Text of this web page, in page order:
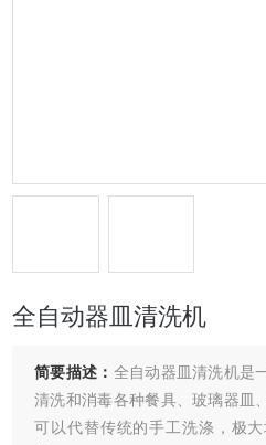
全自动器皿清洗机
简要描述： 全自动器皿清洗机是
清洗和消毒各种餐具、玻璃器皿
可以代替传统的手工洗涤，极